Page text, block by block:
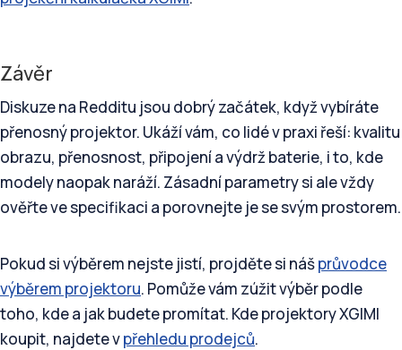
Závěr
Diskuze na Redditu jsou dobrý začátek, když vybíráte
přenosný projektor. Ukáží vám, co lidé v praxi řeší: kvalitu
obrazu, přenosnost, připojení a výdrž baterie, i to, kde
modely naopak naráží. Zásadní parametry si ale vždy
ověřte ve specifikaci a porovnejte je se svým prostorem.
Pokud si výběrem nejste jistí, projděte si nášprůvodce
výběrem projektoru. Pomůže vám zúžit výběr podle
toho, kde a jak budete promítat. Kde projektory XGIMI
koupit, najdete vpřehledu prodejců.